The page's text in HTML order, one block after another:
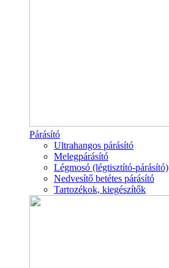
Párásító
Ultrahangos párásító
Melegpárásító
Légmosó (légtisztító-párásító)
Nedvesítő betétes párásító
Tartozékok, kiegészítők